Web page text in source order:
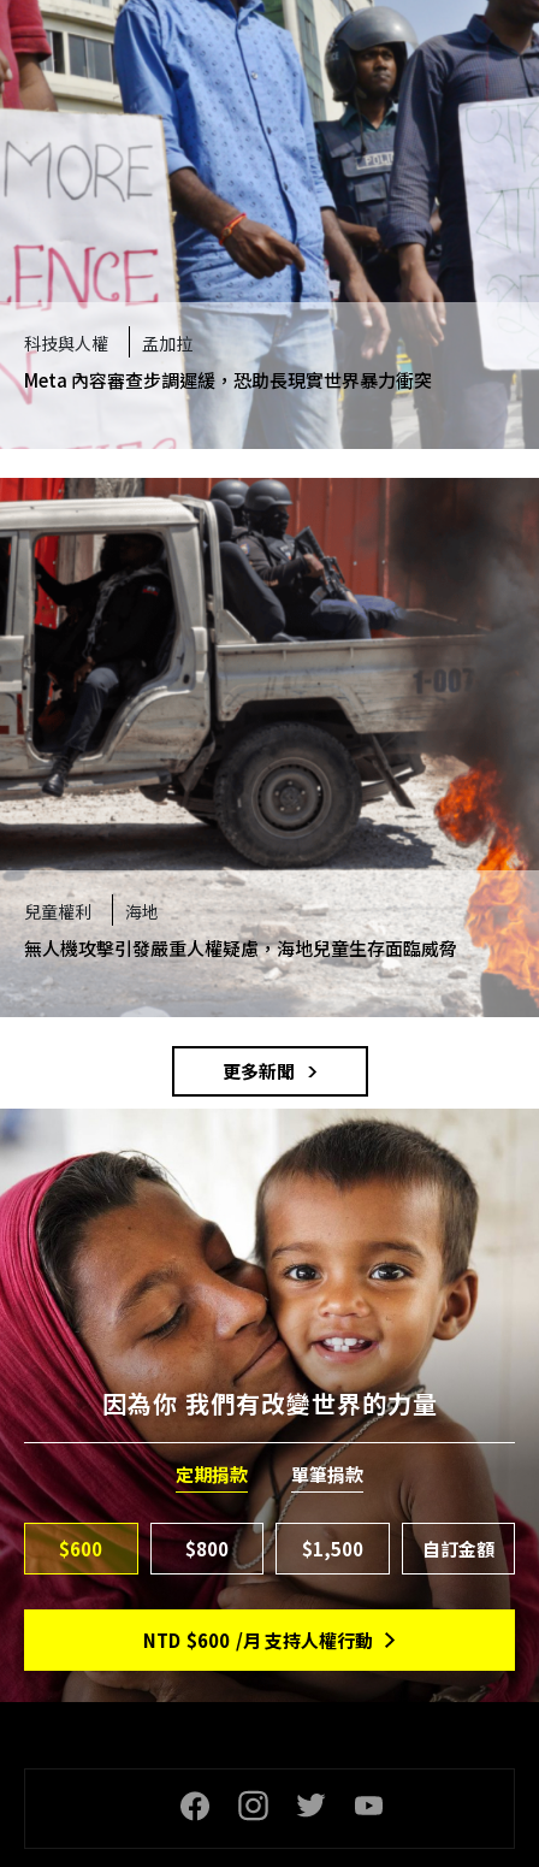
科技與人權 孟加拉
Meta 內容審查步調遲緩，恐助長現實世界暴力衝突
兒童權利 海地
無人機攻擊引發嚴重人權疑慮，海地兒童生存面臨威脅
更多新聞
因為你 我們有改變世界的力量
定期捐款 單筆捐款
$600 $800 $1,500
NTD $600 /月 支持人權行動
頁尾社交連結